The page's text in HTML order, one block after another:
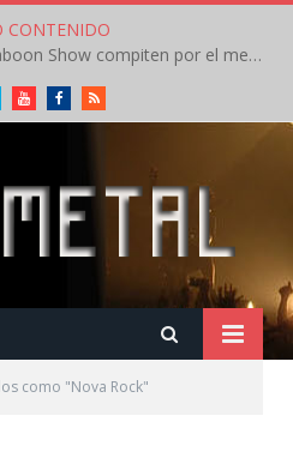
CONTENIDO
Crónica: In Flames y The Baboon Show compiten por el mejor concierto del día en el Leyendas del Rock – Viernes – Agosto 2026
YoutubeFacebookRSS
como "Nova Rock"